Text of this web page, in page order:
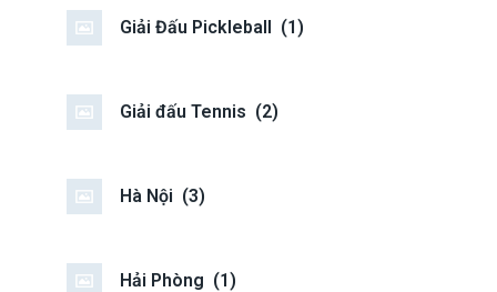
Giải Đấu Pickleball (1)
Giải đấu Tennis (2)
Hà Nội (3)
Hải Phòng (1)